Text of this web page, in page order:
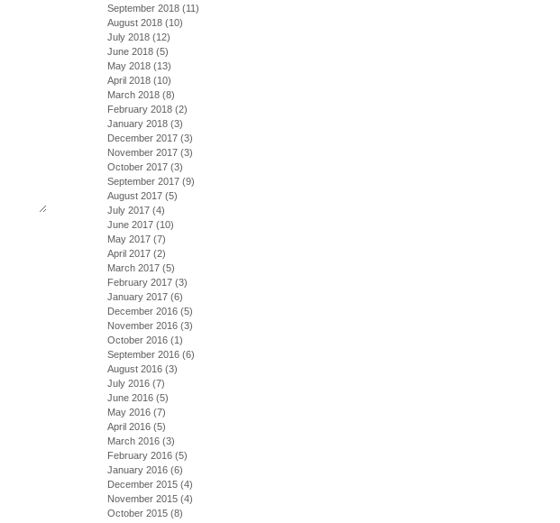
September 2018 (11)
August 2018 (10)
July 2018 (12)
June 2018 (5)
May 2018 (13)
April 2018 (10)
March 2018 (8)
February 2018 (2)
January 2018 (3)
December 2017 (3)
November 2017 (3)
October 2017 (3)
September 2017 (9)
August 2017 (5)
July 2017 (4)
June 2017 (10)
May 2017 (7)
April 2017 (2)
March 2017 (5)
February 2017 (3)
January 2017 (6)
December 2016 (5)
November 2016 (3)
October 2016 (1)
September 2016 (6)
August 2016 (3)
July 2016 (7)
June 2016 (5)
May 2016 (7)
April 2016 (5)
March 2016 (3)
February 2016 (5)
January 2016 (6)
December 2015 (4)
November 2015 (4)
October 2015 (8)